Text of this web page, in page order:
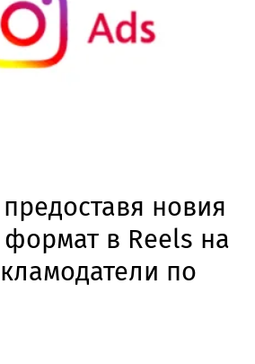
новия
в Reels на
по